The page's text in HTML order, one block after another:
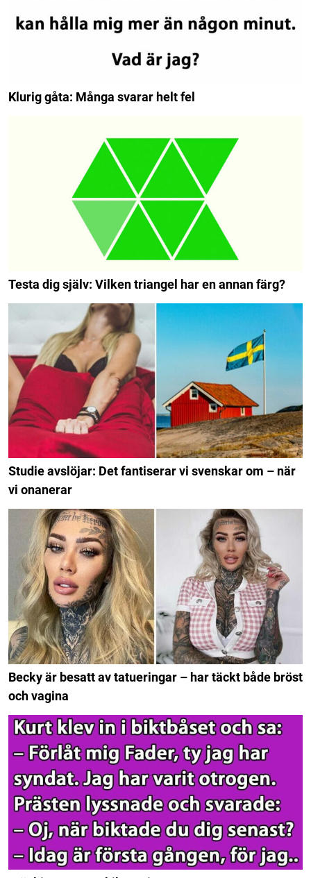
Klurig gåta: Många svarar helt fel
Testa dig själv: Vilken triangel har en annan färg?
Studie avslöjar: Det fantiserar vi svenskar om – när
vi onanerar
Becky är besatt av tatueringar – har täckt både bröst
och vagina